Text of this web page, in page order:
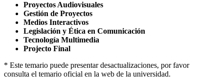
Proyectos Audiovisuales
Gestión de Proyectos
Medios Interactivos
Legislación y Ética en Comunicación
Tecnología Multimedia
Projecto Final
* Este temario puede presentar desactualizaciones, por favor
consulta el temario oficial en la web de la universidad.